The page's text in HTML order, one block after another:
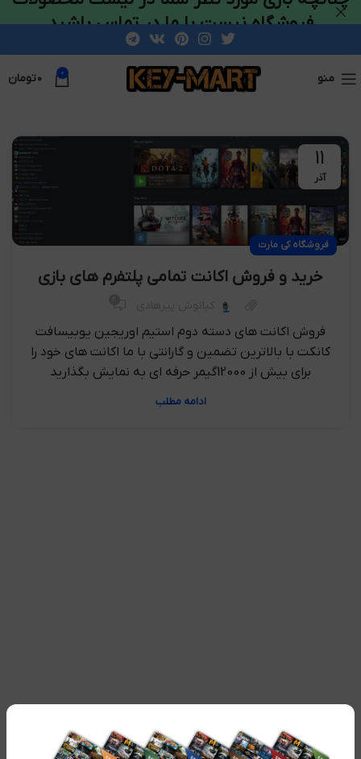
منو 0 ۰تومان
11
آذر
فروشگاه کی مارت
خرید و فروش اکانت تمامی پلتفرم های بازی
فروش اکانت های دسته دوم استیم اوریجین یوبیسافت
کانکت با بالاترین تضمین و گارانتی با ما اکانت های خود را
برای بیش از 12000گیمر حرفه ای به نمایش بگذارید
ادامه مطلب
فروشگاه نیست با ما در تماس باشید